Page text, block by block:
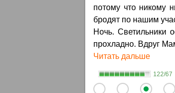
потому что никому
бродят по нашим
Ночь. Светильники
прохладно. Вдруг
Читать дальше
122/67